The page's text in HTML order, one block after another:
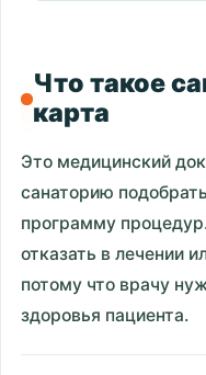
Что такое
карта
Это медицинский
санаторию
программу
отказать в лечении
потому что врачу
здоровья пациента.